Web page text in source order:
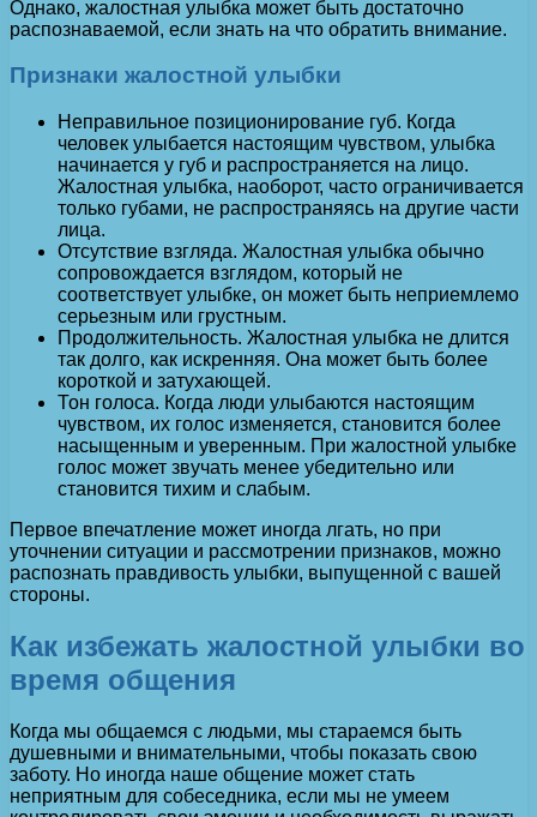
Однако, жалостная улыбка может быть достаточно
распознаваемой, если знать на что обратить внимание.
Признаки жалостной улыбки
Неправильное позиционирование губ. Когда
человек улыбается настоящим чувством, улыбка
начинается у губ и распространяется на лицо.
Жалостная улыбка, наоборот, часто ограничивается
только губами, не распространяясь на другие части
лица.
Отсутствие взгляда. Жалостная улыбка обычно
сопровождается взглядом, который не
соответствует улыбке, он может быть неприемлемо
серьезным или грустным.
Продолжительность. Жалостная улыбка не длится
так долго, как искренняя. Она может быть более
короткой и затухающей.
Тон голоса. Когда люди улыбаются настоящим
чувством, их голос изменяется, становится более
насыщенным и уверенным. При жалостной улыбке
голос может звучать менее убедительно или
становится тихим и слабым.
Первое впечатление может иногда лгать, но при
уточнении ситуации и рассмотрении признаков, можно
распознать правдивость улыбки, выпущенной с вашей
стороны.
Как избежать жалостной улыбки во
время общения
Когда мы общаемся с людьми, мы стараемся быть
душевными и внимательными, чтобы показать свою
заботу. Но иногда наше общение может стать
неприятным для собеседника, если мы не умеем